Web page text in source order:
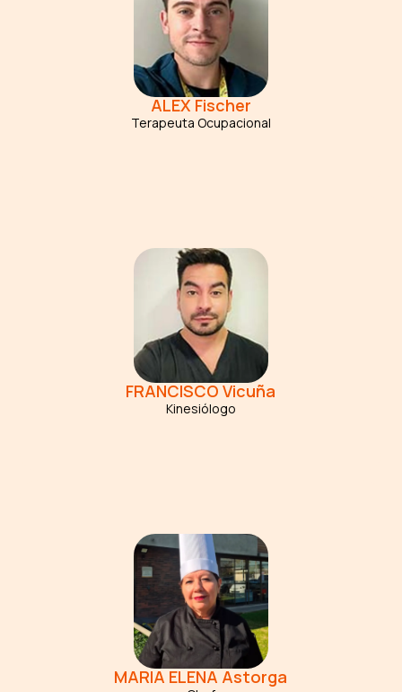
ALEX Fischer
Terapeuta Ocupacional
FRANCISCO Vicuña
Kinesiólogo
MARIA ELENA Astorga